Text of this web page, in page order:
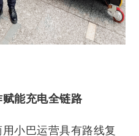
能充电全链路
小巴运营具有路线复